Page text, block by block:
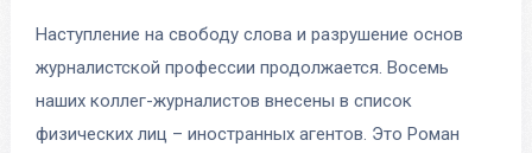
Наступление на свободу слова и разрушение основ
журналистской профессии продолжается. Восемь
наших коллег-журналистов внесены в список
физических лиц – иностранных агентов. Это Роман